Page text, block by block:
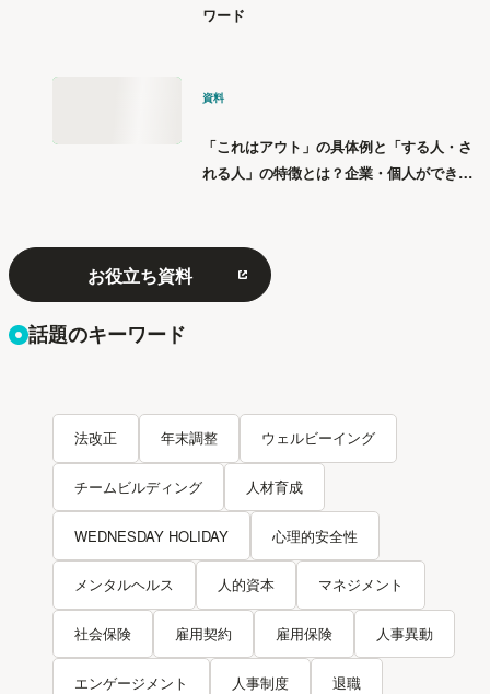
ワード
資料
「これはアウト」の具体例と「する人・さ
れる人」の特徴とは？企業・個人ができる
お役立ち資料
話題のキーワード
法改正 年末調整 ウェルビーイング
チームビルディング 人材育成
WEDNESDAY HOLIDAY 心理的安全性
メンタルヘルス 人的資本 マネジメント
社会保険 雇用契約 雇用保険 人事異動
エンゲージメント 人事制度 退職